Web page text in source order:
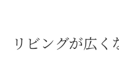
リビングが広